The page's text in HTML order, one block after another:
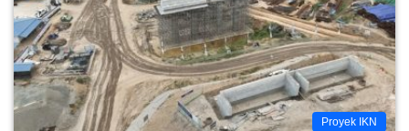
Proyek IKN